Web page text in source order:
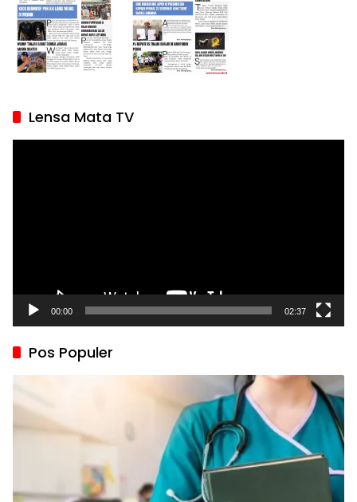
Lensa Mata TV
00:00 02:37
Pos Populer